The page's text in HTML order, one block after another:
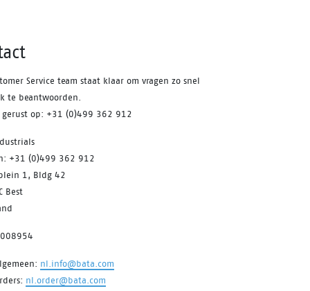
Service team staat klaar om vragen zo snel
te beantwoorden.
gerust op: +31 (0)499 362 912
+31 (0)499 362 912
1, Bldg 42
Best
nl.info@bata.com
nl.order@bata.com